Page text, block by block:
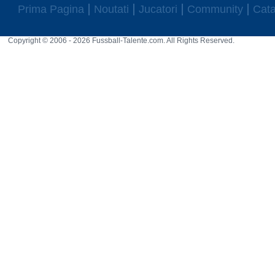
Prima Pagina Noutati Jucatori Community
Copyright © 2006 - 2026 Fussball-Talente.com. All Rights Reserved.